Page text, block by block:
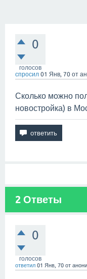
0
голосов
спросил 01 Янв, 70 от
Сколько можно
новостройка) в
2 Ответы
0
голосов
ответил 01 Янв, 70 от